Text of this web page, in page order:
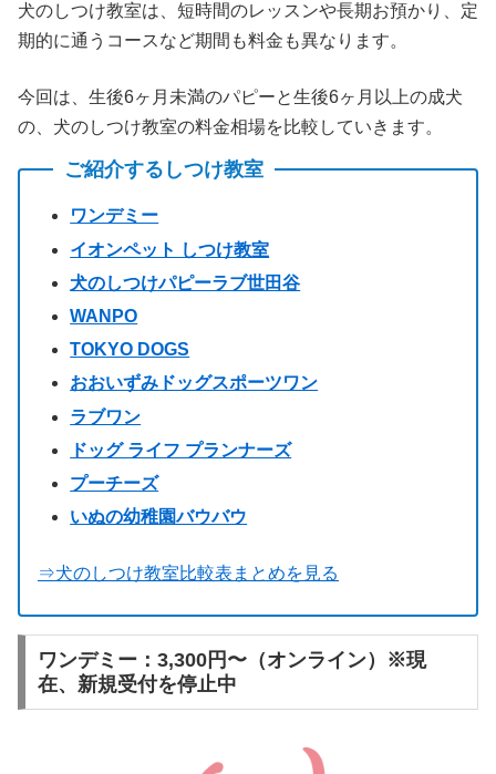
犬のしつけ教室は、短時間のレッスンや長期お預かり、定
期的に通うコースなど期間も料金も異なります。
今回は、生後6ヶ月未満のパピーと生後6ヶ月以上の成犬
の、犬のしつけ教室の料金相場を比較していきます。
ご紹介するしつけ教室
ワンデミー
イオンペット しつけ教室
犬のしつけパピーラブ世田谷
WANPO
TOKYO DOGS
おおいずみドッグスポーツワン
ラブワン
ドッグ ライフ プランナーズ
プーチーズ
いぬの幼稚園バウバウ
⇒犬のしつけ教室比較表まとめを見る
ワンデミー：3,300円〜（オンライン）※現
在、新規受付を停止中